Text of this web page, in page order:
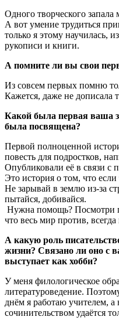
Одного творческого запала
А вот умение трудиться
только я этому научилась,
рукописи и книги.
А помните ли вы свои
Из совсем первых помню
Кажется, даже не дописала
Какой была первая ваша
была посвящена?
Первой полноценной
повесть для подростков,
Опубликовали её в связи с
Это история о том, что если
Не зарывай в землю из-за
пытайся, добивайся.
Нужна помощь? Посмотри
что весь мир против,
А какую роль
жизни? Связано ли оно с
выступает как хобби?
У меня филологическое
литературоведение.
днём я работаю учителем, а
сочинительством удаётся